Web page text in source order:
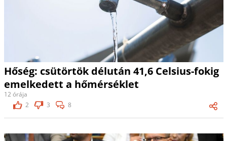
Hőség: csütörtök délután 41,6 Celsius-fokig
emelkedett a hőmérséklet
12 órája
2
3 8